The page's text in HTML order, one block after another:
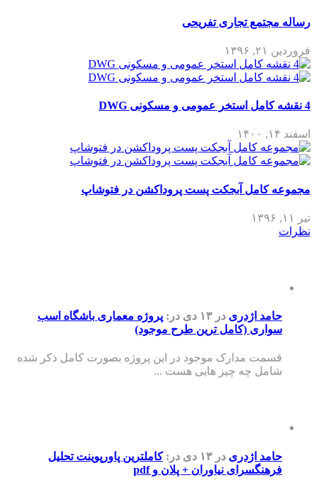
رساله مجتمع تجاری تفریحی
فروردین ۲۱, ۱۳۹۶
4 نقشه کامل استخر عمومی و مسکونی DWG
اسفند ۱۴, ۱۴۰۰
مجموعه کامل آبجکت پست پروداکشن در فتوشاپ
تیر ۱۱, ۱۳۹۶
نظرات
حامد اژدری در ۱۳ دی در: پروژه معماری باشگاه اسب
سواری (کامل ترین طرح موجود)
قسمت مدارک موجود در این پروژه بصورت کامل ذکر شده
شامل چه چیز هایی هست ...
حامد اژدری در ۱۳ دی در:کاملترین پاورپوینت تحلیل
فرهنگسرای نیاوران + پلان و pdf